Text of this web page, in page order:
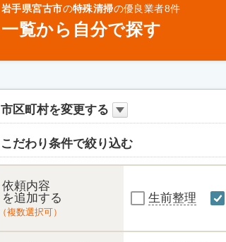
岩手県宮古市の特殊清掃の優良業者8件
一覧から自分で探す
市区町村を変更する
こだわり条件で絞り込む
依頼内容
を追加する
（複数選択可）
生前整理